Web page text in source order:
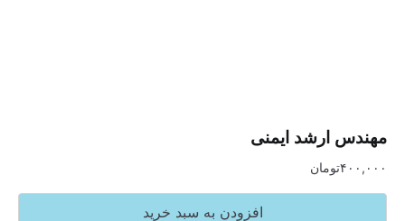
ایمنی
تومان
افزودن به سبد خرید